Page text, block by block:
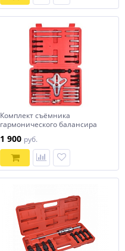
Комплект съёмника
гармонического балансира
1 900 руб.